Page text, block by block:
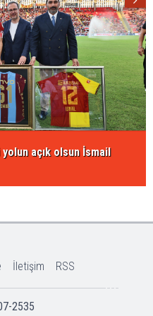
açık olsun İsmail
İletişim RSS
2535